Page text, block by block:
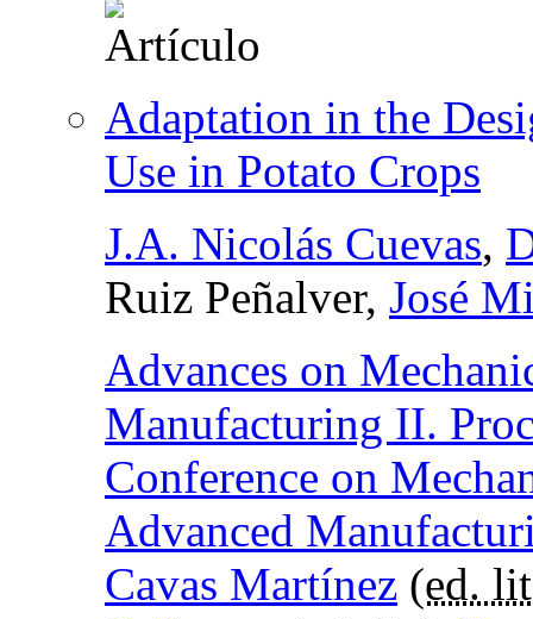
Adaptation in the
Use in Potato Crops
J.A. Nicolás Cuevas,
Ruiz Peñalver, José
Advances on
Manufacturing II.
Conference on
Advanced
Cavas Martínez (ed.